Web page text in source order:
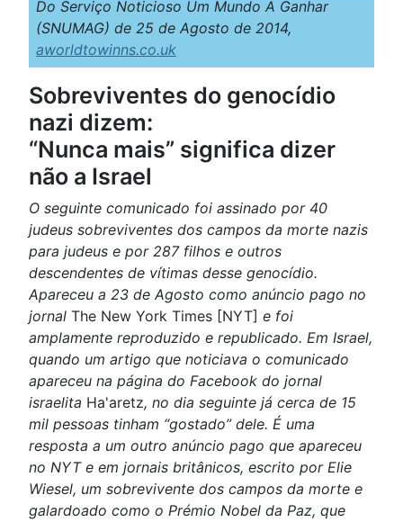
Do Serviço Noticioso Um Mundo A Ganhar
(SNUMAG) de 25 de Agosto de 2014,
aworldtowinns.co.uk
Sobreviventes do genocídio
nazi dizem:
“Nunca mais” significa dizer
não a Israel
O seguinte comunicado foi assinado por 40
judeus sobreviventes dos campos da morte nazis
para judeus e por 287 filhos e outros
descendentes de vítimas desse genocídio.
Apareceu a 23 de Agosto como anúncio pago no
jornal The New York Times [NYT] e foi
amplamente reproduzido e republicado. Em Israel,
quando um artigo que noticiava o comunicado
apareceu na página do Facebook do jornal
israelita Ha'aretz, no dia seguinte já cerca de 15
mil pessoas tinham “gostado” dele. É uma
resposta a um outro anúncio pago que apareceu
no NYT e em jornais britânicos, escrito por Elie
Wiesel, um sobrevivente dos campos da morte e
galardoado como o Prémio Nobel da Paz, que